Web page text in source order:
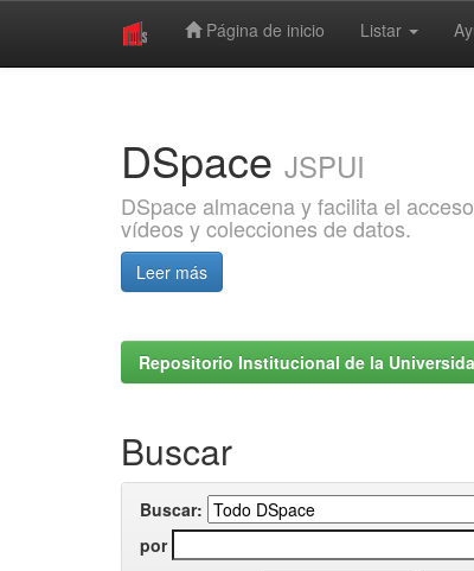
Página de inicio Listar
DSpace JSPUI
DSpace almacena y facilita el
vídeos y colecciones de datos.
Leer más
Repositorio Institucional de la
Buscar
Buscar:
por